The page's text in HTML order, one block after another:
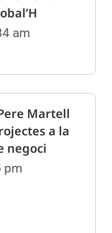
am
Martell
a la
negoci
pm